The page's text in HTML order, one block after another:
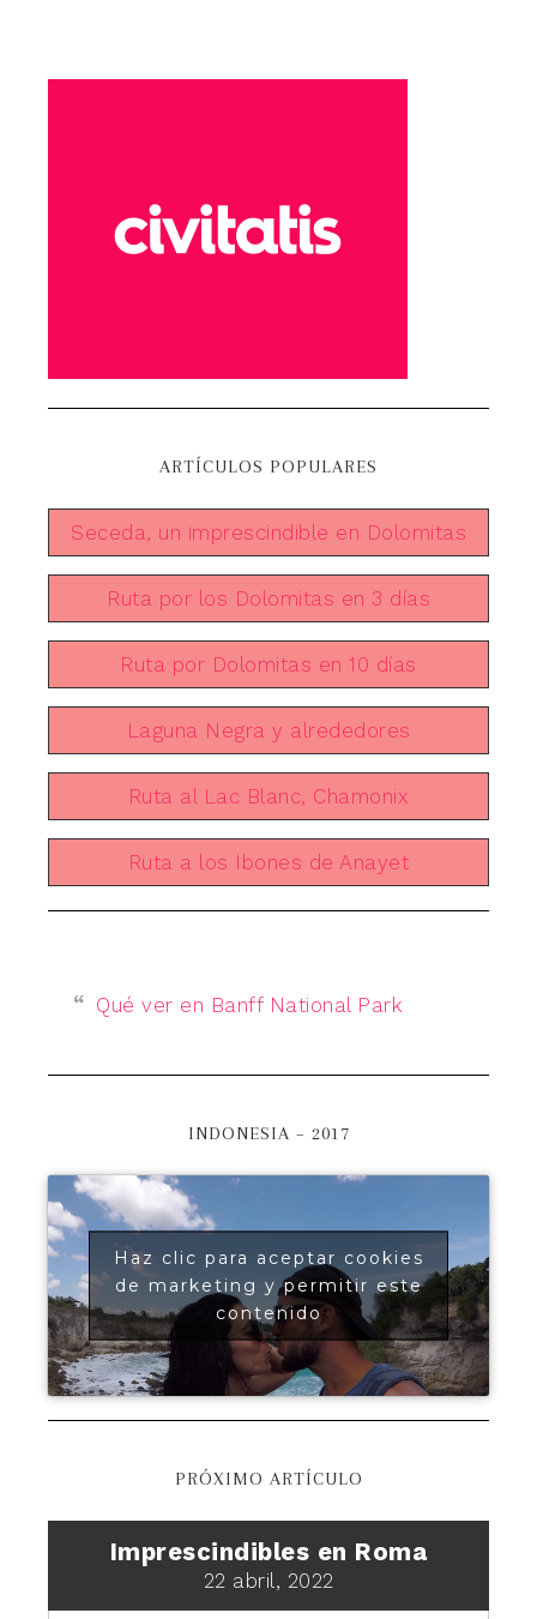
ARTÍCULOS POPULARES
Seceda, un imprescindible en Dolomitas
Ruta por los Dolomitas en 3 días
Ruta por Dolomitas en 10 días
Laguna Negra y alrededores
Ruta al Lac Blanc, Chamonix
Ruta a los Ibones de Anayet
Qué ver en Banff National Park
INDONESIA – 2017
Haz clic para aceptar cookies
de marketing y permitir este
contenido
PRÓXIMO ARTÍCULO
Imprescindibles en Roma
22 abril, 2022